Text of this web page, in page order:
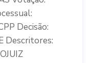
Decisão:
Descritores: